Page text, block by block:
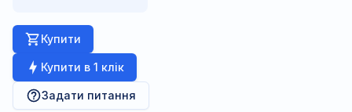
Купити
Купити в 1 клік
Задати питання